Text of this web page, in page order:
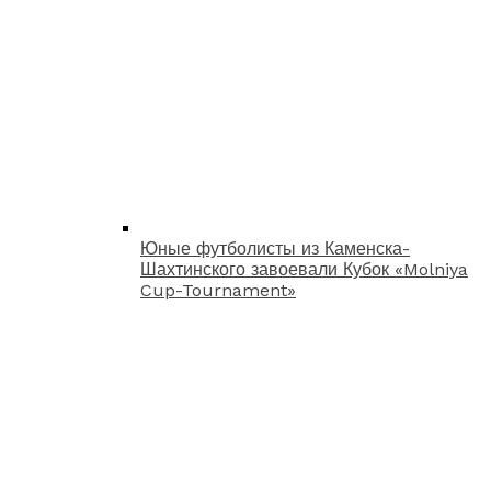
Юные футболисты из Каменска-
Шахтинского завоевали Кубок «Molniya
Cup-Tournament»